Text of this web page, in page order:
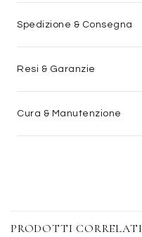
Spedizione & Consegna
Resi & Garanzie
Cura & Manutenzione
PRODOTTI CORRELATI